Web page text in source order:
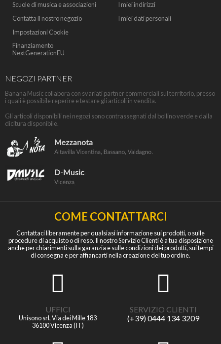
Scuole di musica e associazioni
Contatta il nostro negozio
Impostazioni Cookie
Finanziamento
NextGenerationEU
I miei indirizzi
I miei dati personali
NEGOZI PARTNER
Banana Music collabora con svariati partner commerciali sul territorio, presso
i quali è possibile reperire e testare gli articoli in vendita.
Gli articoli disponibili nei negozi sono contrassegnati dal bollino verde e dalla
dicitura disponibile.
COME CONTATTARCI
Contattaci liberamente per qualsiasi informazione sui prodotti, o sulle
procedure di acquisto o di reso. Il nostro Servizio Clienti è a tua disposizione
anche per chiarimenti sulla garanzia e sulle condizioni dei prodotti, sui tempi
di consegna e per affiancarti nella creazione del tuo ordine.
UFFICI
Unisono srl, Via dei Mille 183
36100 Vicenza (IT)
SERVIZIO CLIENTI
(+39) 0444 134 3209